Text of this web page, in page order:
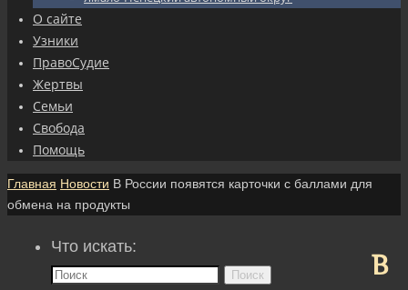
О сайте
Узники
ПравоСудие
Жертвы
Семьи
Свобода
Помощь
Главная Новости В России появятся карточки с баллами для
обмена на продукты
В
Что искать:
Поиск